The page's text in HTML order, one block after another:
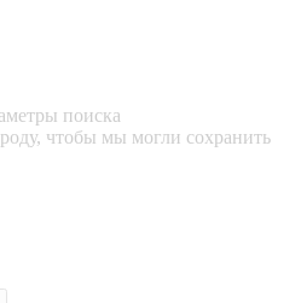
поиска
чтобы мы могли сохранить